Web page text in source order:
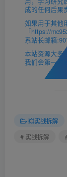
成的任何后果
如果用于其他
「https://
系站长邮箱
本站资源大多
我们会第一时
💥实战拆解
# 实战拆解